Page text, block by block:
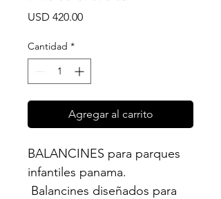
USD 420.00Precio
Cantidad *
Agregar al carrito
BALANCINES para parques
infantiles panama.
Balancines diseñados para